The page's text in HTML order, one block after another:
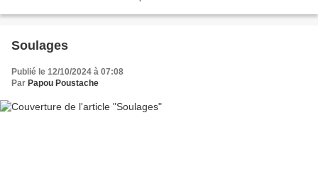
Soulages
Publié le 12/10/2024 à 07:08
Par Papou Poustache